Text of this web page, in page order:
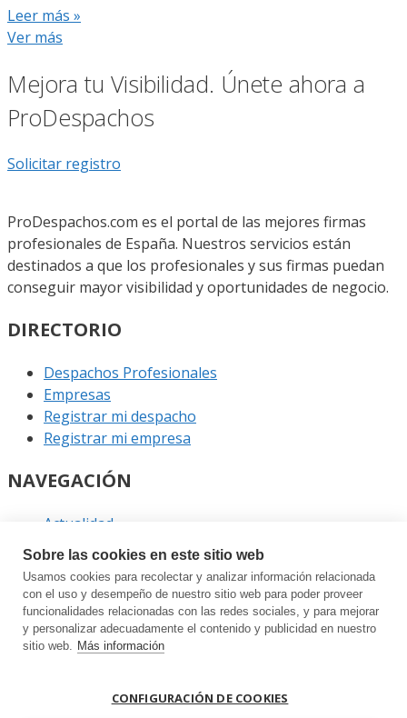
Leer más »
Ver más
Mejora tu Visibilidad. Únete ahora a
ProDespachos
Solicitar registro
ProDespachos.com es el portal de las mejores firmas
profesionales de España. Nuestros servicios están
destinados a que los profesionales y sus firmas puedan
conseguir mayor visibilidad y oportunidades de negocio.
DIRECTORIO
Despachos Profesionales
Empresas
Registrar mi despacho
Registrar mi empresa
NAVEGACIÓN
Actualidad
Podcast
Entrevistas
Eventos
ENLACES
Política de privacidad
Sobre las cookies en este sitio web
Usamos cookies para recolectar y analizar información relacionada
con el uso y desempeño de nuestro sitio web para poder proveer
funcionalidades relacionadas con las redes sociales, y para mejorar
y personalizar adecuadamente el contenido y publicidad en nuestro
sitio web. Más información
CONFIGURACIÓN DE COOKIES